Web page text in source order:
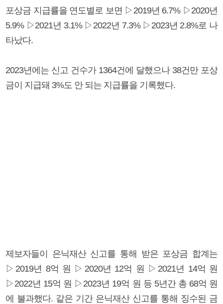
포상금 지급률을 연도별로 보면 ▷2019년 6.7% ▷2020년
5.9% ▷2021년 3.1% ▷2022년 7.3% ▷2023년 2.8%로 나
타났다.
2023년에는 신고 건수가 1364건에 달했으나 38건만 포상
금이 지급돼 3%도 안 되는 지급률을 기록했다.
제보자들이 은닉재산 신고를 통해 받은 포상금 합계는
▷2019년 8억 원 ▷2020년 12억 원 ▷2021년 14억 원
▷2022년 15억 원 ▷2023년 19억 원 등 5년간 총 68억 원
에 불과했다. 같은 기간 은닉재산 신고를 통해 징수된 금